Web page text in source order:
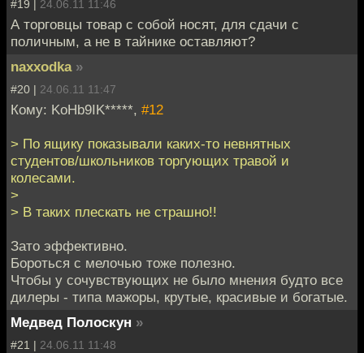
#19 | 24.06.11 11:46
А торговцы товар с собой носят, для сдачи с
поличным, а не в тайнике оставляют?
naxxodka »
#20 | 24.06.11 11:47
Кому: KoHb9IK*****, #12
> По ящику показывали каких-то невнятных
студентов/школьников торгующих травой и
колесами.
>
> В таких плескать не страшно!!
Зато эффективно.
Бороться с мелочью тоже полезно.
Чтобы у сочувствующих не было мнения будто все
дилеры - типа мажоры, крутые, красивые и богатые.
Медвед Полоскун »
#21 | 24.06.11 11:48